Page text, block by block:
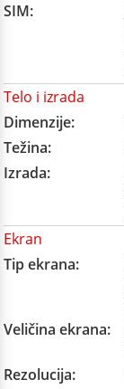
SIM:
Telo i izrada
Dimenzije:
Težina:
Izrada:
Ekran
Tip ekrana:
Veličina ekrana:
Rezolucija: